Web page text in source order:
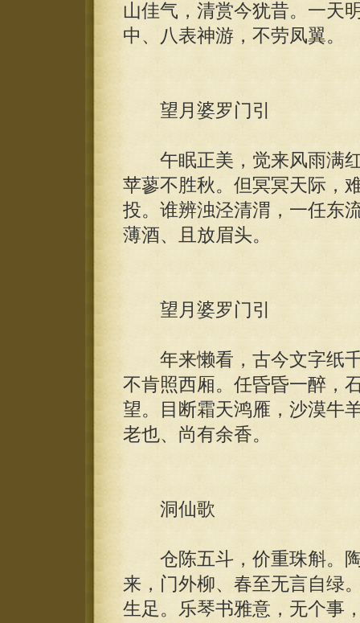
山佳气，清赏今犹昔。一天
中、八表神游，不劳凤翼。
望月婆罗门引
午眠正美，觉来风雨满红
苹蓼不胜秋。但冥冥天际，
投。谁辨浊泾清渭，一任东
薄酒、且放眉头。
望月婆罗门引
年来懒看，古今文字纸千
不肯照西厢。任昏昏一醉，
望。目断霜天鸿雁，沙漠牛
老也、尚有余香。
洞仙歌
仓陈五斗，价重珠斛。陶
来，门外柳、春至无言自绿
生足。乐琴书雅意，无个事